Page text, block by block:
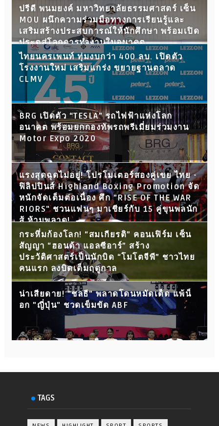
ปรีดี พนมยงค์ มหาวิทยาลัยธรรมศาสตร์ เซ็น
MOU ผนึกความร่วมมือทางการเรียนรู้และ
เสริมสร้างประสบการณ์ให้นักศึกษา พร้อมเปิด
ประตูสู่โลกการทำงานในอนาคต
ไทยนครเพนท์ ทุ่มงบกว่า 400 ลบ. เปิดตัว
โรงงานใหม่ เสริมแกร่ง ขยายฐานตลาด
CLMV
BRG เปิดตัว “TESLA” รถไฟฟ้าแห่งโลก
อนาคต พร้อมยกกองทัพรถพรีเมี่ยมร่วมงาน
Motor Expo 2020
แรงสุดฉุดไม่อยู่! โปรโมเตอร์สองคู่เขย ไทย -
ฟิลิปปินส์ Highland Boxing Promotion จัด
หนักจัดเต็มต่อเนื่อง ศึก "RISE OF THE WAR
RIORS" ชวนแฟนๆ มาเชียร์กับ 15 คู่ขุนพลนัก
สู้ ห้ามพลาด!
กระหึ่มก้องโลก! “สมเกียรติ” คอนเฟิร์ม เซ็น
สัญญา “ฮอนด้า แอลซีอาร์” สร้าง
ประวัติศาสตร์เป็นนักบิด “โมโตจีพี” ชาวไทย
คนแรก ลงบิดเต็มฤดูกาล
น่าเสียดาย! "ชลธี" พลาดโดนหมัดเด็ด แพ้น็
อก "ญี่ปุ่น" ชวดเข็มขัด ABF
TAGS